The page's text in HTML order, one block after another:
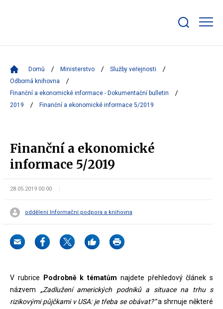
bar
Domů Ministerstvo
Služby veřejnosti
Odborná knihovna
Finanční a ekonomické informace - Dokumentační bulletin
2019
Finanční a ekonomické informace 5/2019
Finanční a ekonomické
informace 5/2019
28.05.2019 00:00
oddělení Informační podpora a knihovna
V rubrice Podrobně k tématům najdete přehledový článek s
názvem „Zadlužení amerických podniků a situace na trhu s
rizikovými půjčkami v USA: je třeba se obávat?“a shrnuje některé